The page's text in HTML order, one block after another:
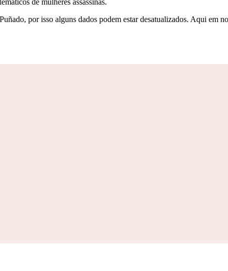
por isso alguns dados podem estar desatualizados. Aqui em